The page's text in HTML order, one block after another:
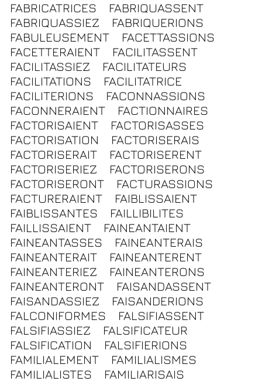
FABRICATRICES
FABRIQUASSENT
FABRIQUASSIEZ
FABRIQUERIONS
FABULEUSEMENT
FACETTASSIONS
FACETTERAIENT
FACILITASSENT
FACILITASSIEZ
FACILITATEURS
FACILITATIONS
FACILITATRICE
FACILITERIONS
FACONNASSIONS
FACONNERAIENT
FACTIONNAIRES
FACTORISAIENT
FACTORISASSES
FACTORISATION
FACTORISERAIS
FACTORISERAIT
FACTORISERENT
FACTORISERIEZ
FACTORISERONS
FACTORISERONT
FACTURASSIONS
FACTURERAIENT
FAIBLISSAIENT
FAIBLISSANTES
FAILLIBILITES
FAILLISSAIENT
FAINEANTAIENT
FAINEANTASSES
FAINEANTERAIS
FAINEANTERAIT
FAINEANTERENT
FAINEANTERIEZ
FAINEANTERONS
FAINEANTERONT
FAISANDASSENT
FAISANDASSIEZ
FAISANDERIONS
FALCONIFORMES
FALSIFIASSENT
FALSIFIASSIEZ
FALSIFICATEUR
FALSIFICATION
FALSIFIERIONS
FAMILIALEMENT
FAMILIALISMES
FAMILIALISTES
FAMILIARISAIS